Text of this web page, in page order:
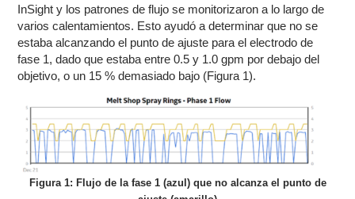
InSight y los patrones de flujo se monitorizaron a lo largo de
varios calentamientos. Esto ayudó a determinar que no se
estaba alcanzando el punto de ajuste para el electrodo de
fase 1, dado que estaba entre 0.5 y 1.0 gpm por debajo del
objetivo, o un 15 % demasiado bajo (Figura 1).
Figura 1: Flujo de la fase 1 (azul) que no alcanza el punto de